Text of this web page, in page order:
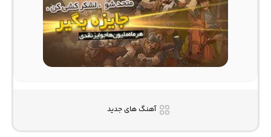
آهنگ های جدید